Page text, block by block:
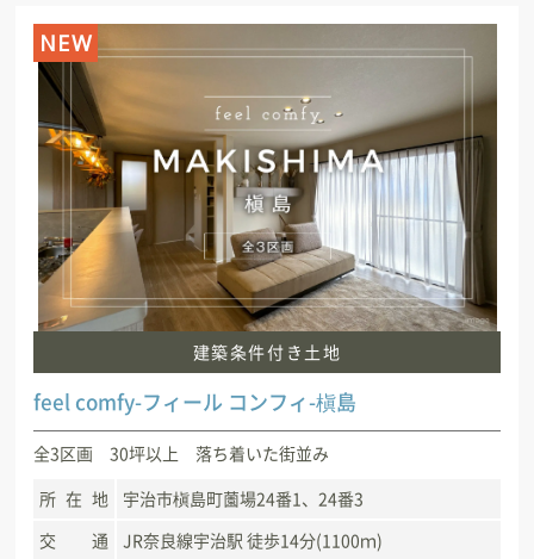
NEW
建築条件付き土地
feel comfy-フィール コンフィ-槇島
全3区画 30坪以上 落ち着いた街並み
所在地
宇治市槇島町薗場24番1、24番3
交通
JR奈良線宇治駅 徒歩14分(1100ｍ)